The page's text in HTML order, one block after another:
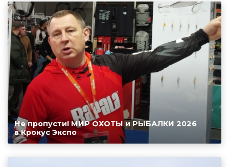
Не пропусти! МИР ОХОТЫ и РЫБАЛКИ 2026
в Крокус Экспо